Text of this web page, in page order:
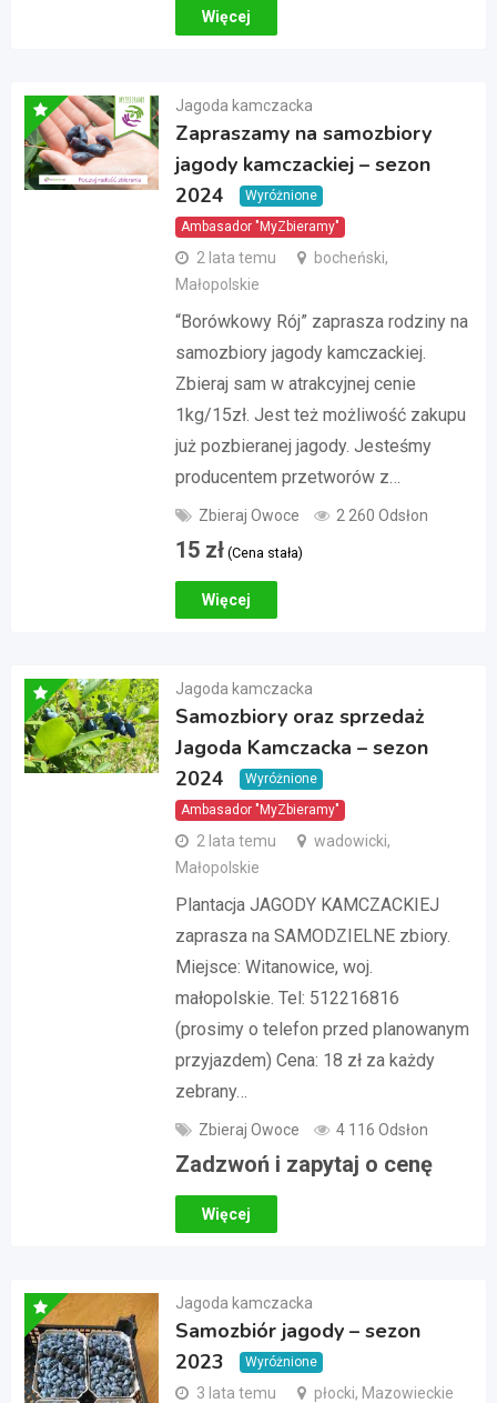
Więcej
Jagoda kamczacka
Zapraszamy na samozbiory
jagody kamczackiej – sezon
2024
Wyróżnione
Ambasador "MyZbieramy"
2 lata temu
bocheński,
Małopolskie
“Borówkowy Rój” zaprasza rodziny na
samozbiory jagody kamczackiej.
Zbieraj sam w atrakcyjnej cenie
1kg/15zł. Jest też możliwość zakupu
już pozbieranej jagody. Jesteśmy
producentem przetworów z…
Zbieraj Owoce 2 260 Odsłon
15 zł (Cena stała)
Więcej
Jagoda kamczacka
Samozbiory oraz sprzedaż
Jagoda Kamczacka – sezon
2024
Wyróżnione
Ambasador "MyZbieramy"
2 lata temu
wadowicki,
Małopolskie
Plantacja JAGODY KAMCZACKIEJ
zaprasza na SAMODZIELNE zbiory.
Miejsce: Witanowice, woj.
małopolskie. Tel: 512216816
(prosimy o telefon przed planowanym
przyjazdem) Cena: 18 zł za każdy
zebrany…
Zbieraj Owoce 4 116 Odsłon
Zadzwoń i zapytaj o cenę
Więcej
Jagoda kamczacka
Samozbiór jagody – sezon
2023
Wyróżnione
3 lata temu płocki, Mazowieckie